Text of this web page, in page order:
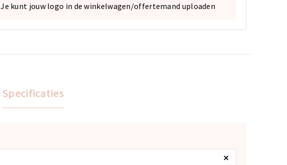
Je kunt jouw logo in de winkelwagen/offertemand uploaden
Specificaties
×